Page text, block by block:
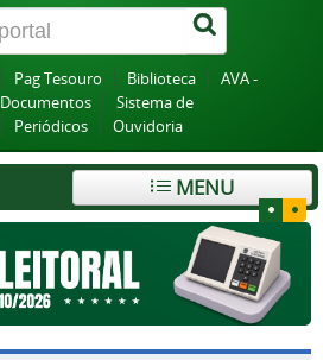
Canais
Pag Tesouro Biblioteca
AVA -
Documentos
Sistema de
Periódicos Ouvidoria
MENU